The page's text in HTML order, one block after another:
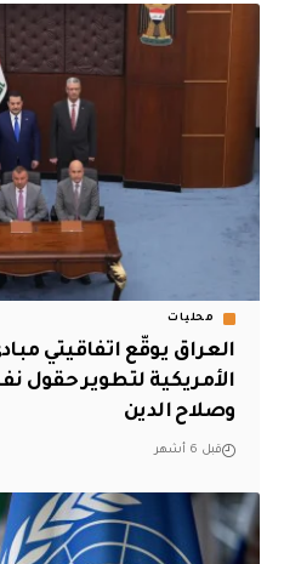
محليات
العراق يوقّع اتفاقيتي
الأمريكية لتطوير حقول
وصلاح الدين
قبل 6 أشهر